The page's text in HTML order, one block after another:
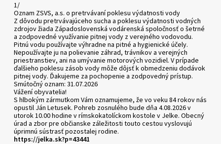
1/
Oznam ZSVS, a.s. o pretrvávaní poklesu výdatnosti vody
Z dôvodu pretrvávajúceho sucha a poklesu výdatnosti vodných
zdrojov žiada Západoslovenská vodárenská spoločnosť o šetrné
a zodpovedné využívanie pitnej vody z verejného vodovodu.
Pitnú vodu používajte výhradne na pitné a hygienické účely.
Nepoužívajte ju na polievanie záhrad, trávnikov a verejných
priestranstiev, ani na umývanie motorových vozidiel. V prípade
ďalšieho poklesu zásob vody môže dôjsť k obmedzeniu dodávok
pitnej vody. Ďakujeme za pochopenie a zodpovedný prístup.
Smútočný oznam: 31.07.2026
Vážení obyvatelia!
S hlbokým zármutkom Vám oznamujeme, že vo veku 84 rokov nás
opustil Ján Letusek. Pohreb zosnulého bude dňa 4.08.2026 v
utorok 10.00 hodine v rímskokatolíckom kostole v Jelke. Obecný
úrad a zbor pre občianske záležitosti touto cestou vyslovujú
úprimnú sústrasť pozostalej rodine.
https://jelka.sk?p=43441